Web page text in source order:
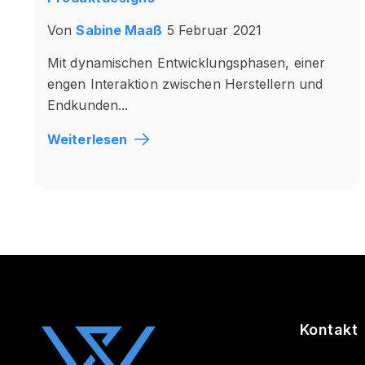
Von Sabine Maaß 5 Februar 2021
Mit dynamischen Entwicklungsphasen, einer
engen Interaktion zwischen Herstellern und
Endkunden...
Weiterlesen
Kontakt